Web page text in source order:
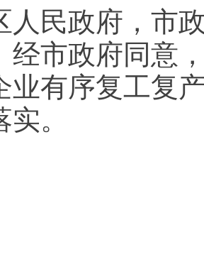
人民政府，市
政府同意，
业有序复工复
。